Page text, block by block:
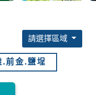
請選擇區域
.前金.鹽埕